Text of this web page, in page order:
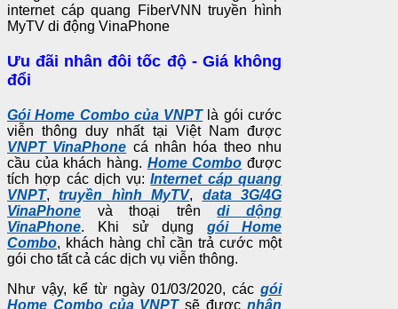
Ưu đãi nhân đôi tốc độ - Giá không
đổi
Gói Home Combo của VNPTlà gói cước
viễn thông duy nhất tại Việt Nam được
VNPT VinaPhone cá nhân hóa theo nhu
cầu của khách hàng. Home Combo được
tích hợp các dịch vụ:Internet cáp quang
VNPT,truyền hình MyTV, data 3G/4G
VinaPhone và thoại trêndi dộng
VinaPhone. Khi sử dụnggói Home
Combo, khách hàng chỉ cần trả cước một
gói cho tất cả các dịch vụ viễn thông.
Như vậy, kể từ ngày 01/03/2020, các gói
Home Combo của VNPTsẽ được nhân